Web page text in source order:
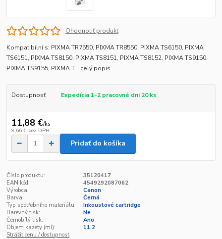
Ohodnotiť produkt
Kompatibilní s: PIXMA TR7550, PIXMA TR8550, PIXMA TS6150, PIXMA
TS6151, PIXMA TS8150, PIXMA TS8151, PIXMA TS8152, PIXMA TS9150,
PIXMA TS9155, PIXMA T... celý popis
Dostupnosť Expedícia 1-2 pracovné dni 20 ks
11,88 €/ks
9,66 € bez DPH
Pridať do košíka
Číslo produktu:
35120417
EAN kód:
4549292087062
Výrobca:
Canon
Barva:
Černá
Typ spotřebního materiálu:
Inkoustové cartridge
Barevný tisk:
Ne
Černobílý tisk:
Ano
Objem kazety (ml):
11,2
Strážiť cenu / dostupnosť